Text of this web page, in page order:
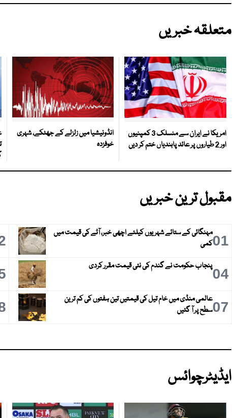
متعلقہ خبریں
امریکا نے ایران سے منسلک 3 کمپنیوں
اور 2 طیاروں پر عائد پابندیاں ختم کر دیں
انڈونیشیا میں زلزلے کے جھٹکے، شہری
خوفزدہ
مقبول ترین خبریں
01مہنگائی کے ستائے شہریوں کیلئے اچھی خبر، آٹے کی قیمت میں
کمی
04پنجاب حکومت نے گندم کی نئی قیمت مقرر کردی
07عالمی منڈی میں خام تیل کی قیمتیں تین ہفتوں کی کم ترین
سطح پر آ گئیں
ایڈیٹرچوائس